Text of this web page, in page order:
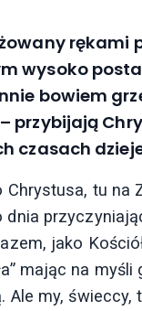
wysoko
bowiem
przybijają
czasach
Chrystusa, tu
dnia
jako
mając na
my, świeccy,